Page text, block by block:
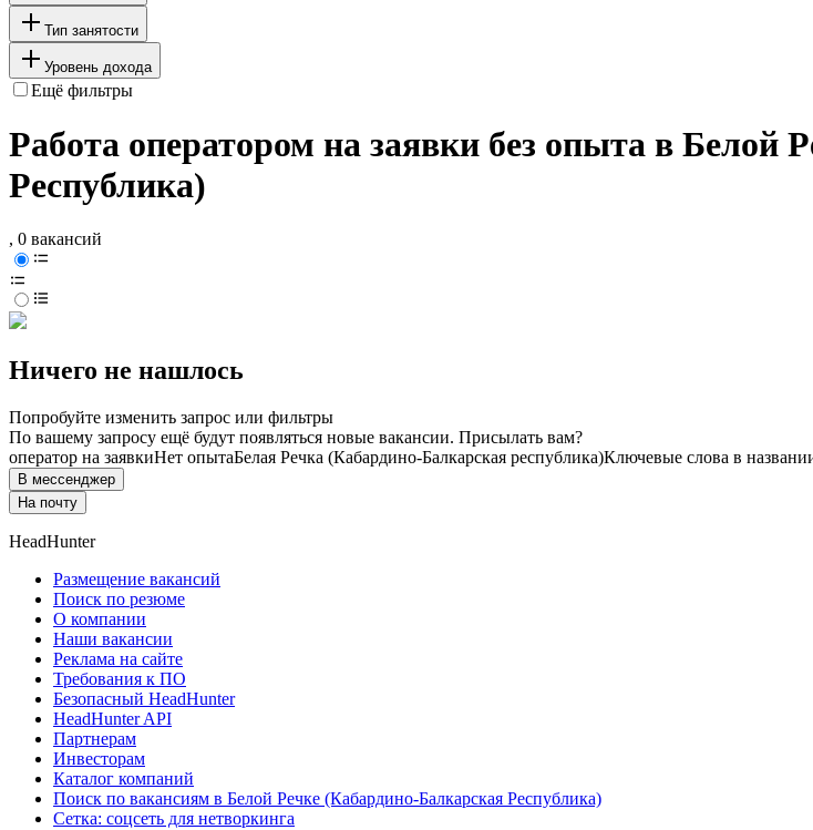
Тип занятости
Уровень дохода
Ещё фильтры
Работа оператором на заявки без опыта в Белой
Республика)
, 0 вакансий
Ничего не нашлось
Попробуйте изменить запрос или фильтры
По вашему запросу ещё будут появляться новые вакансии. Присылать вам?
оператор на заявкиНет опытаБелая Речка (Кабардино-Балкарская республика)Ключевые слова в
В мессенджер
На почту
HeadHunter
Размещение вакансий
Поиск по резюме
О компании
Наши вакансии
Реклама на сайте
Требования к ПО
Безопасный HeadHunter
HeadHunter API
Партнерам
Инвесторам
Каталог компаний
Поиск по вакансиям в Белой Речке (Кабардино-Балкарская Республика)
Сетка: соцсеть для нетворкинга